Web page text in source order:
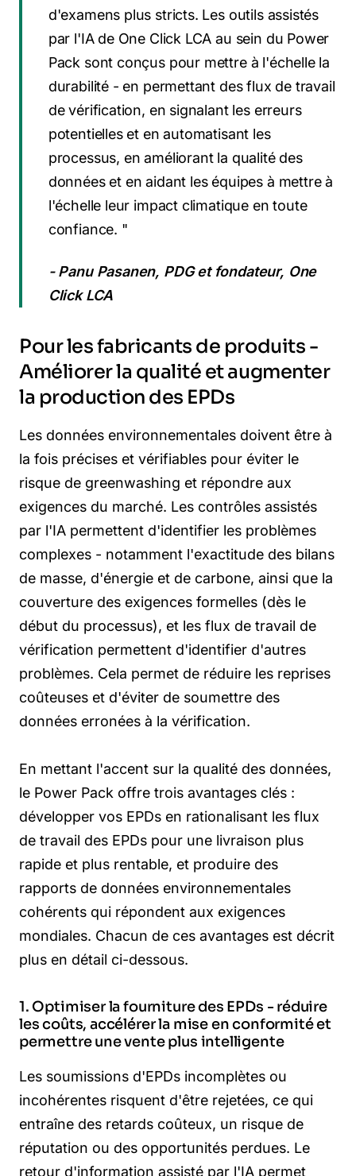
d'examens plus stricts. Les outils assistés
par l'IA de One Click LCA au sein du Power
Pack sont conçus pour mettre à l'échelle la
durabilité - en permettant des flux de travail
de vérification, en signalant les erreurs
potentielles et en automatisant les
processus, en améliorant la qualité des
données et en aidant les équipes à mettre à
l'échelle leur impact climatique en toute
confiance. "
- Panu Pasanen, PDG et fondateur, One
Click LCA
Pour les fabricants de produits -
Améliorer la qualité et augmenter
la production des EPDs
Les données environnementales doivent être à
la fois précises et vérifiables pour éviter le
risque de greenwashing et répondre aux
exigences du marché. Les contrôles assistés
par l'IA permettent d'identifier les problèmes
complexes - notamment l'exactitude des bilans
de masse, d'énergie et de carbone, ainsi que la
couverture des exigences formelles (dès le
début du processus), et les flux de travail de
vérification permettent d'identifier d'autres
problèmes. Cela permet de réduire les reprises
coûteuses et d'éviter de soumettre des
données erronées à la vérification.
En mettant l'accent sur la qualité des données,
le Power Pack offre trois avantages clés :
développer vos EPDs en rationalisant les flux
de travail des EPDs pour une livraison plus
rapide et plus rentable, et produire des
rapports de données environnementales
cohérents qui répondent aux exigences
mondiales. Chacun de ces avantages est décrit
plus en détail ci-dessous.
1. Optimiser la fourniture des EPDs - réduire
les coûts, accélérer la mise en conformité et
permettre une vente plus intelligente
Les soumissions d'EPDs incomplètes ou
incohérentes risquent d'être rejetées, ce qui
entraîne des retards coûteux, un risque de
réputation ou des opportunités perdues. Le
retour d'information assisté par l'IA permet